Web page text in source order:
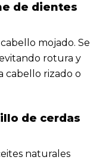
de dientes
mojado. Se
rotura y
cabello rizado o
de cerdas
naturales